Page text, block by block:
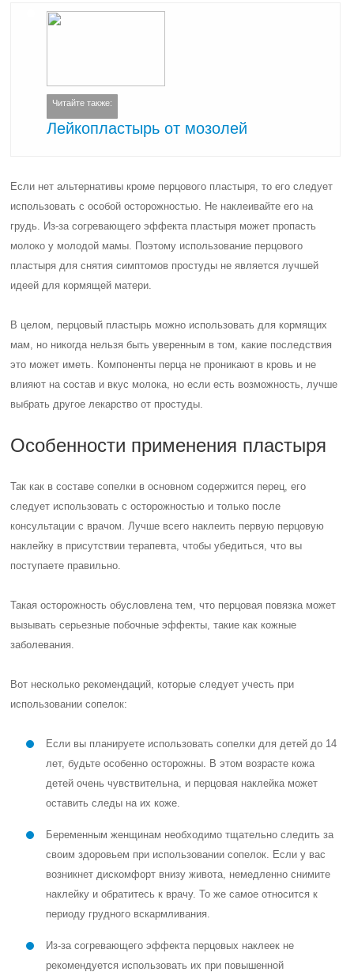
Читайте также:
Лейкопластырь от мозолей
Если нет альтернативы кроме перцового пластыря, то его следует
использовать с особой осторожностью. Не наклеивайте его на
грудь. Из-за согревающего эффекта пластыря может пропасть
молоко у молодой мамы. Поэтому использование перцового
пластыря для снятия симптомов простуды не является лучшей
идеей для кормящей матери.
В целом, перцовый пластырь можно использовать для кормящих
мам, но никогда нельзя быть уверенным в том, какие последствия
это может иметь. Компоненты перца не проникают в кровь и не
влияют на состав и вкус молока, но если есть возможность, лучше
выбрать другое лекарство от простуды.
Особенности применения пластыря
Так как в составе сопелки в основном содержится перец, его
следует использовать с осторожностью и только после
консультации с врачом. Лучше всего наклеить первую перцовую
наклейку в присутствии терапевта, чтобы убедиться, что вы
поступаете правильно.
Такая осторожность обусловлена тем, что перцовая повязка может
вызывать серьезные побочные эффекты, такие как кожные
заболевания.
Вот несколько рекомендаций, которые следует учесть при
использовании сопелок:
Если вы планируете использовать сопелки для детей до 14
лет, будьте особенно осторожны. В этом возрасте кожа
детей очень чувствительна, и перцовая наклейка может
оставить следы на их коже.
Беременным женщинам необходимо тщательно следить за
своим здоровьем при использовании сопелок. Если у вас
возникнет дискомфорт внизу живота, немедленно снимите
наклейку и обратитесь к врачу. То же самое относится к
периоду грудного вскармливания.
Из-за согревающего эффекта перцовых наклеек не
рекомендуется использовать их при повышенной